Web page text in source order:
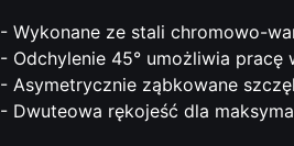
- Wykonane ze stali chromowo-
- Odchylenie 45° umożliwia
- Asymetrycznie ząbkowane
- Dwuteowa rękojeść dla